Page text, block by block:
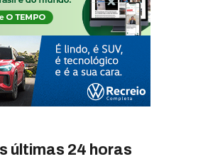
últimas 24 horas